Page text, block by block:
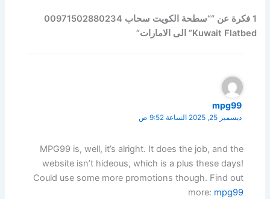
1 فكرة عن ““سطحة الكويت سحاب 00971502880234
Kuwait Flatbed” الى الامارات”
mpg99
ديسمبر 25, 2025 الساعة 9:52 ص
MPG99 is, well, it’s alright. It does the job, and the
website isn’t hideous, which is a plus these days!
Could use some more promotions though. Find out
more: mpg99